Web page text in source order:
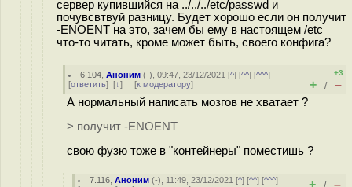
сервер купившийся на ../../../etc/passwd и
почувсвтвуй разницу. Будет хорошо если он получит
-ENOENT на это, зачем бы ему в настоящем /etc
что-то читать, кроме может быть, своего конфига?
6.104 ,Аноним (-), 09:47, 23/12/2021 [^] [^^] [^^^]
[ответить] [↓] [к модератору]
+3
+ / –
А нормальный написать мозгов не хватает ?
> получит -ENOENT
свою фузю тоже в "контейнеры" поместишь ?
7.116 ,Аноним (-), 11:49, 23/12/2021 [^] [^^] [^^^]
+ –